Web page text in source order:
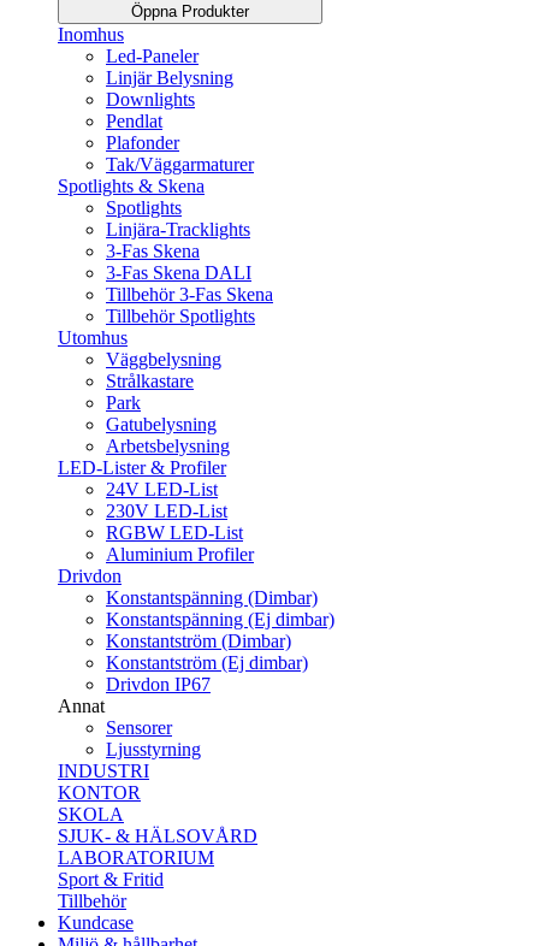
Öppna Produkter
Inomhus
Led-Paneler
Linjär Belysning
Downlights
Pendlat
Plafonder
Tak/Väggarmaturer
Spotlights & Skena
Spotlights
Linjära-Tracklights
3-Fas Skena
3-Fas Skena DALI
Tillbehör 3-Fas Skena
Tillbehör Spotlights
Utomhus
Väggbelysning
Strålkastare
Park
Gatubelysning
Arbetsbelysning
LED-Lister & Profiler
24V LED-List
230V LED-List
RGBW LED-List
Aluminium Profiler
Drivdon
Konstantspänning (Dimbar)
Konstantspänning (Ej dimbar)
Konstantström (Dimbar)
Konstantström (Ej dimbar)
Drivdon IP67
Annat
Sensorer
Ljusstyrning
INDUSTRI
KONTOR
SKOLA
SJUK- & HÄLSOVÅRD
LABORATORIUM
Sport & Fritid
Tillbehör
Kundcase